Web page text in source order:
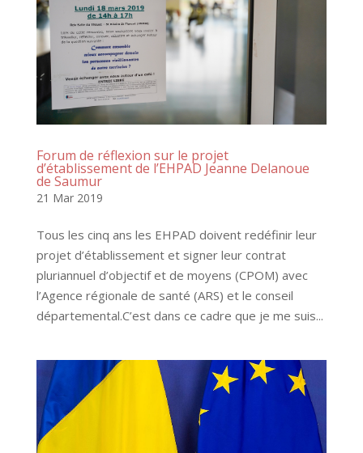
Forum de réflexion sur le projet
d’établissement de l’EHPAD Jeanne Delanoue
de Saumur
21 Mar 2019
Tous les cinq ans les EHPAD doivent redéfinir leur
projet d’établissement et signer leur contrat
pluriannuel d’objectif et de moyens (CPOM) avec
l’Agence régionale de santé (ARS) et le conseil
départemental.C’est dans ce cadre que je me suis...